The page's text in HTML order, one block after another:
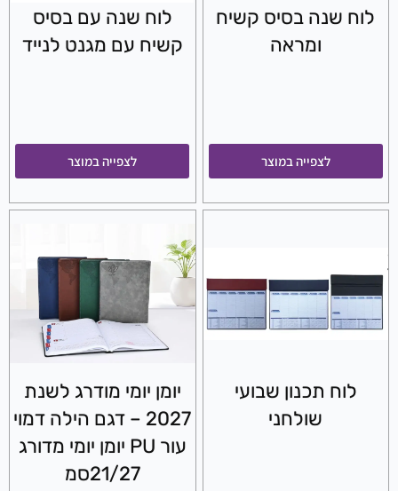
לוח שנה בסיס קשיח
ומראה
לצפייה במוצר
לוח שנה עם בסיס
קשיח עם מגנט לנייד
לצפייה במוצר
לוח תכנון שבועי
שולחני
יומן יומי מודרג לשנת
2027 – דגם הילה דמוי
עור PU יומן יומי מדורג
21/27סמ